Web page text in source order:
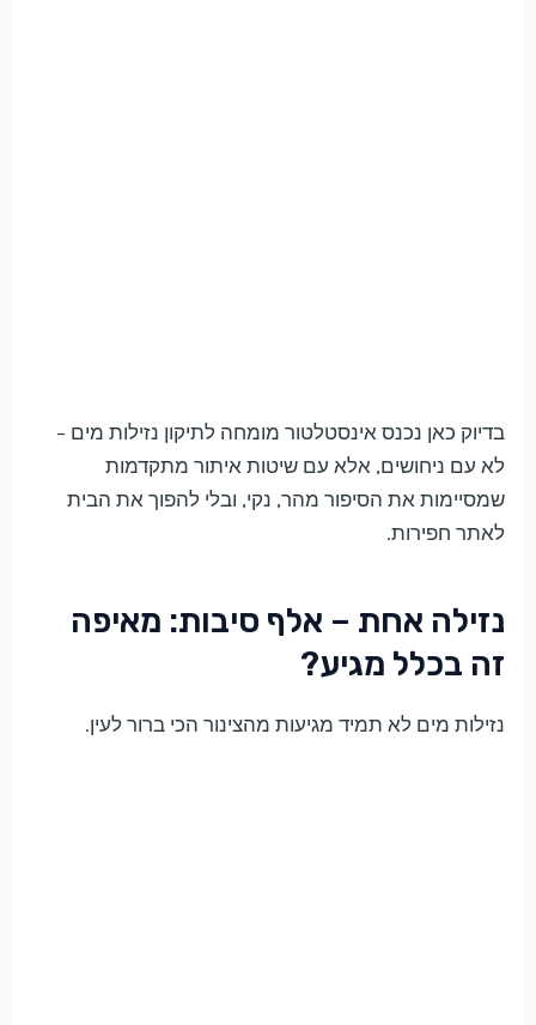
בדיוק כאן נכנס אינסטלטור מומחה לתיקון נזילות מים –
לא עם ניחושים, אלא עם שיטות איתור מתקדמות
שמסיימות את הסיפור מהר, נקי, ובלי להפוך את הבית
לאתר חפירות.
נזילה אחת – אלף סיבות: מאיפה
זה בכלל מגיע?
נזילות מים לא תמיד מגיעות מהצינור הכי ברור לעין.